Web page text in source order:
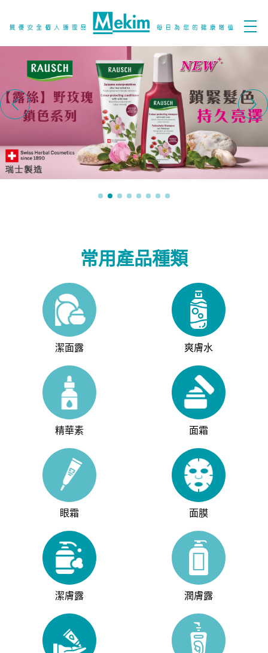
常用產品種類
潔面露 爽膚水
精華素 面霜
眼霜 面膜
潔膚露 潤膚露